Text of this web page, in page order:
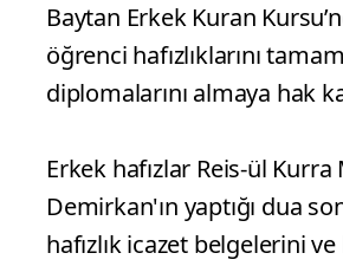
Baytan Erkek Kuran
öğrenci hafızlıklarını
diplomalarını almaya hak
Erkek hafızlar Reis-ül
Demirkan'ın yaptığı dua
hafızlık icazet belgelerini